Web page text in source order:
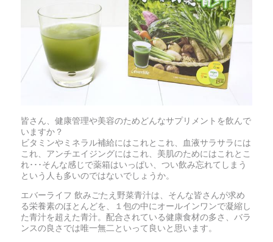
皆さん、健康管理や美容のためどんなサプリメントを飲んで
いますか？
ビタミンやミネラル補給にはこれとこれ、血液サラサラには
これ、アンチエイジングにはこれ、美肌のためにはこれとこ
れ･･･そんな感じで薬箱はいっぱい、つい飲み忘れてしまう
という人も多いのではないでしょうか。
エバーライフ 飲みごたえ野菜青汁は、そんな皆さんが求め
る栄養素のほとんどを、１包の中にオールインワンで凝縮し
た青汁を超えた青汁。配合されている健康食材の多さ、バラ
ンスの良さでは唯一無二といって良いと思います。